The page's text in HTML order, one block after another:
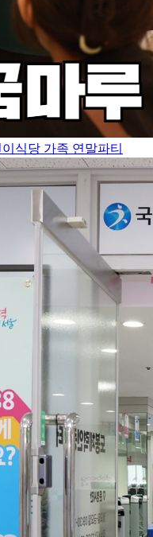
식당 가족 연말파티